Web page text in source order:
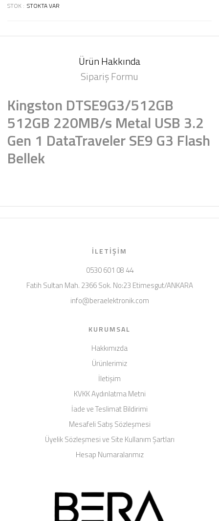
STOK : STOKTA VAR
Ürün Hakkında
Sipariş Formu
Kingston DTSE9G3/512GB
512GB 220MB/s Metal USB 3.2
Gen 1 DataTraveler SE9 G3 Flash
Bellek
İLETIŞIM
0530 601 08 44
Fatih Sultan Mah. 2366 Sok. No:23 Etimesgut/ANKARA
info@beraelektronik.com
KURUMSAL
Hakkımızda
Ürünlerimiz
İletişim
KVKK Aydınlatma Metni
İade ve Teslimat Bildirimi
Mesafeli Satış Sözleşmesi
Üyelik Sözleşmesi ve Site Kullanım Şartları
Hesap Numaralarımız